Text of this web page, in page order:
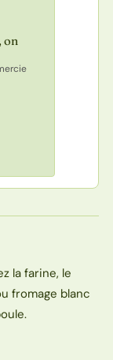
on
la farine, le
fromage blanc